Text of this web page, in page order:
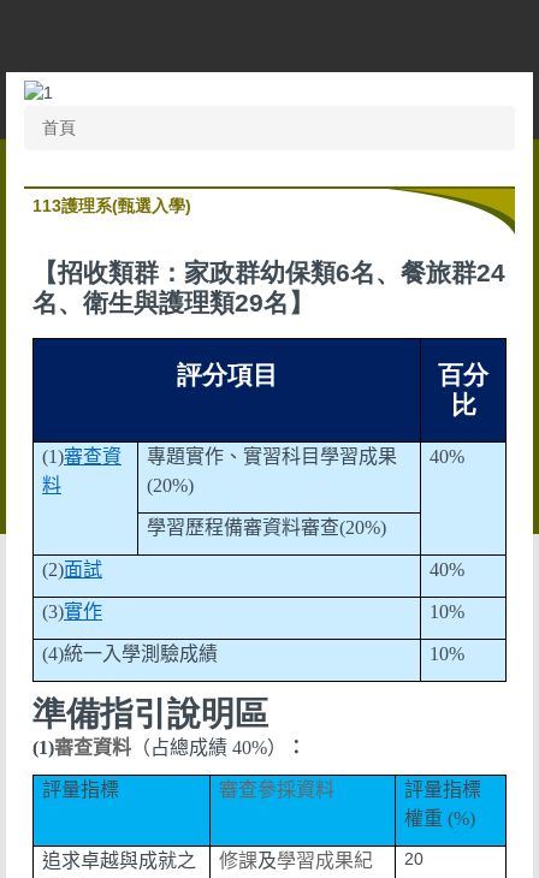
要
首頁
113護理系(甄選入學)
【招收類群：家政群幼保類6名、餐旅群24
名、衛生與護理類29名】
評分項目
百分
比
(1)審查資
料
專題實作、實習科目學習成果
(20%)
40%
學習歷程備審資料審查(20%)
(2)面試 40%
(3)實作 10%
(4)統一入學測驗成績 10%
準備指引說明區
(1)審查資料 （占總成績 40%） ：
評量指標 審查參採資料
評量指標
權重 (%)
追求卓越與成就之
修課及學習成果紀
20